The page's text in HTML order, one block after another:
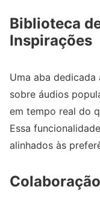
Biblioteca
Inspirações
Uma aba
sobre áudios
em tempo real do
Essa
alinhados às